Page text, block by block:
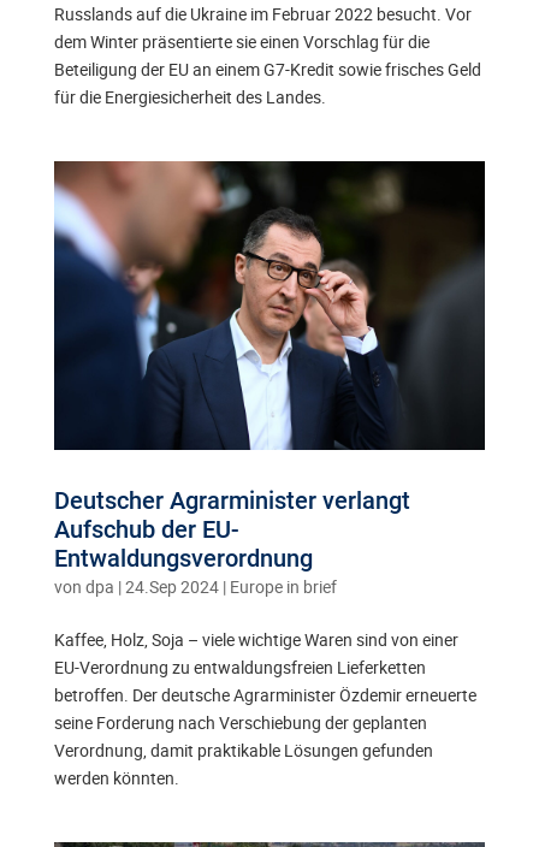
Russlands auf die Ukraine im Februar 2022 besucht. Vor
dem Winter präsentierte sie einen Vorschlag für die
Beteiligung der EU an einem G7-Kredit sowie frisches Geld
für die Energiesicherheit des Landes.
Deutscher Agrarminister verlangt
Aufschub der EU-
Entwaldungsverordnung
von dpa |24.Sep 2024| Europe in brief
Kaffee, Holz, Soja – viele wichtige Waren sind von einer
EU-Verordnung zu entwaldungsfreien Lieferketten
betroffen. Der deutsche Agrarminister Özdemir erneuerte
seine Forderung nach Verschiebung der geplanten
Verordnung, damit praktikable Lösungen gefunden
werden könnten.